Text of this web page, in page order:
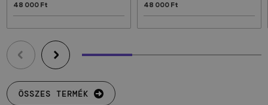
48 000 Ft 48 000 Ft
ÖSSZES TERMÉK